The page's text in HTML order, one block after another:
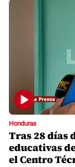
Honduras
Tras 28 días
educativas
el Centro